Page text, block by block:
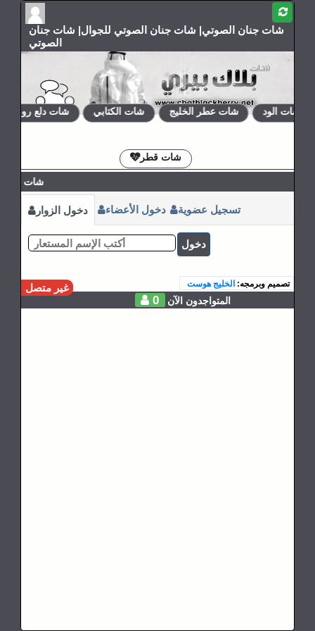
شات جنان الصوتي| شات جنان الصوتي للجوال| شات جنان
الصوتي
شات دلع روحي شات الكتابي شات عطر الخليج شات الود
شات قطر
شات جنان
دخول الزوار دخول الأعضاء تسجيل عضوية
دخول
غير متصل تصميم وبرمجه:الخليج هوست
0 المتواجدون الآن